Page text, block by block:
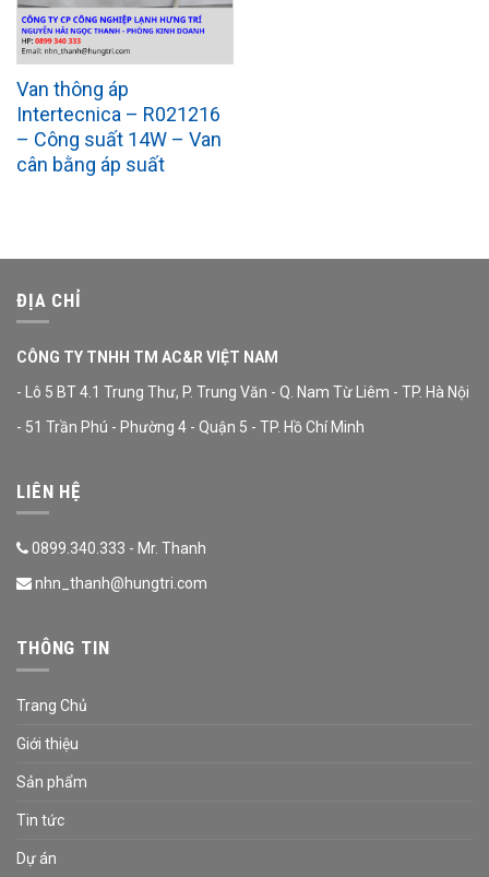
Van thông áp
Intertecnica – R021216
– Công suất 14W – Van
cân bằng áp suất
ĐỊA CHỈ
CÔNG TY TNHH TM AC&R VIỆT NAM
- Lô 5 BT 4.1 Trung Thư, P. Trung Văn - Q. Nam Từ Liêm - TP. Hà Nội
- 51 Trần Phú - Phường 4 - Quận 5 - TP. Hồ Chí Minh
LIÊN HỆ
0899.340.333 - Mr. Thanh
nhn_thanh@hungtri.com
THÔNG TIN
Trang Chủ
Giới thiệu
Sản phẩm
Tin tức
Dự án